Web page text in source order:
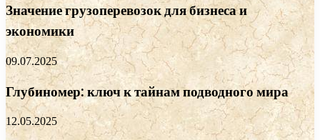
Значение грузоперевозок для бизнеса и
экономики
09.07.2025
Глубиномер: ключ к тайнам подводного мира
12.05.2025